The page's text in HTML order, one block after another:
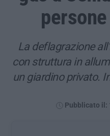
La deflagrazione
con struttura in
un giardino privato.
Pubblicato il: